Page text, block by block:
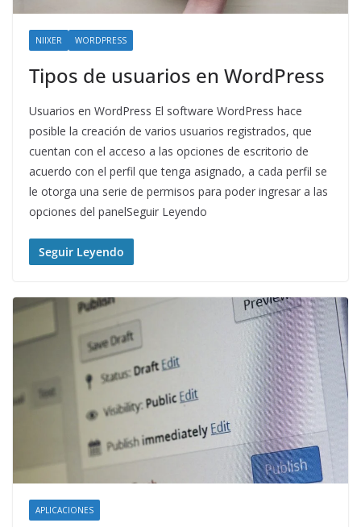
NIIXER WORDPRESS
Tipos de usuarios en WordPress
Usuarios en WordPress El software WordPress hace
posible la creación de varios usuarios registrados, que
cuentan con el acceso a las opciones de escritorio de
acuerdo con el perfil que tenga asignado, a cada perfil se
le otorga una serie de permisos para poder ingresar a las
opciones del panelSeguir Leyendo
Seguir Leyendo
APLICACIONES